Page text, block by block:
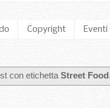
Copyright Eventi
con etichettaStreet Food.